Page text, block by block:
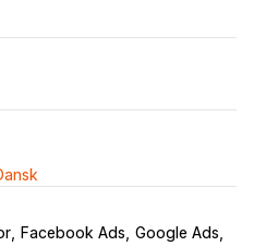
Facebook Ads Google Ads